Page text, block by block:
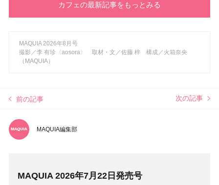
カフェの最新記事をもっとみる
MAQUIA 2026年8月号
撮影／李 有珍〈aosora〉 取材・文／佐藤 梓 構成／火箱奈央
（MAQUIA）
前の記事 次の記事
MAQUIA編集部
MAQUIA 2026年7月22日発売号